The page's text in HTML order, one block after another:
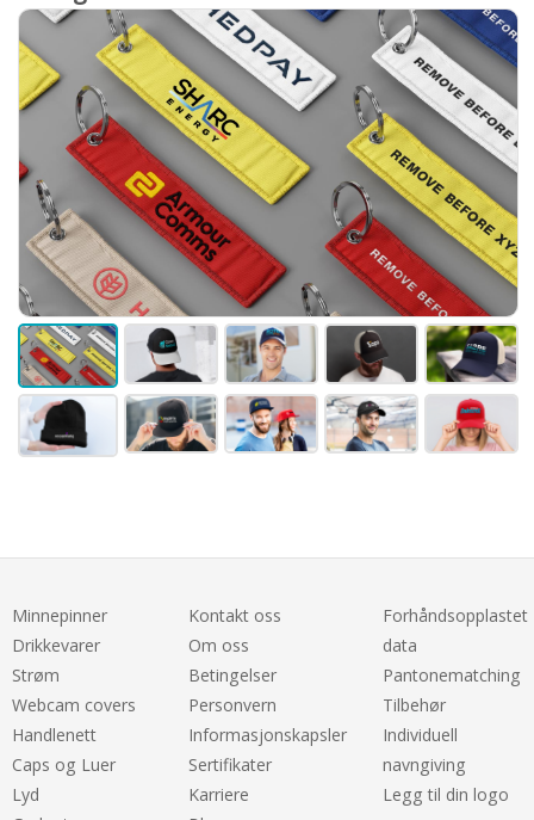
Minnepinner
Drikkevarer
Strøm
Webcam covers
Handlenett
Caps og Luer
Lyd
Kontakt oss
Om oss
Betingelser
Personvern
Informasjonskapsler
Sertifikater
Karriere
Forhåndsopplastet
data
Pantonematching
Tilbehør
Individuell
navngiving
Legg til din logo